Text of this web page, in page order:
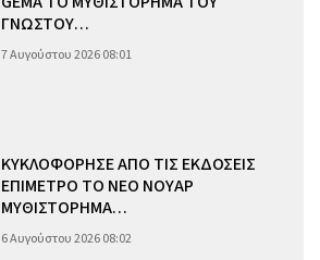
ΓΝΩΣΤΟΥ…
7 Αυγούστου 2026 08:01
ΚΥΚΛΟΦΟΡΗΣΕ ΑΠΟ ΤΙΣ ΕΚΔΟΣΕΙΣ
ΕΠΙΜΕΤΡΟ ΤΟ ΝΕΟ ΝΟΥΑΡ
ΜΥΘΙΣΤΟΡΗΜΑ…
6 Αυγούστου 2026 08:02